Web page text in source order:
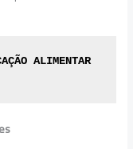
ALIMENTAR